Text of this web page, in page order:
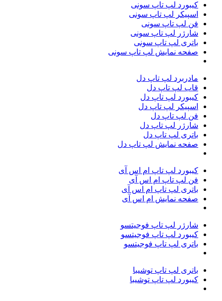
کیبورد لپ تاپ سونی
اسپیکر لپ تاپ سونی
فن لپ تاپ سونی
شارژر لپ تاپ سونی
باتری لپ تاپ سونی
صفحه نمایش لپ تاپ سونی
مادربرد لپ تاپ دل
قاب لپ تاپ دل
کیبورد لپ تاپ دل
اسپیکر لپ تاپ دل
فن لپ تاپ دل
شارژر لپ تاپ دل
باتری لپ تاپ دل
صفحه نمایش لپ تاپ دل
کیبورد لپ تاپ ام اس آی
فن لپ تاپ ام اس آی
باتری لپ تاپ ام‌ اس‌ آی
صفحه نمایش ام اس آی
شارژر لپ تاپ فوجیتسو
کیبورد لپ تاپ فوجیتسو
باتری لپ تاپ فوجیتسو
باتری لپ تاپ توشیبا
کیبورد لپ تاپ توشیبا